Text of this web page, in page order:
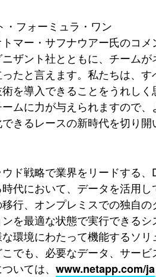
・フォーミュラ・ワン
マー・サフナウアー氏のコメ
ザント社とともに、チーム
たと言えます。私たちは、
を導入できることをうれし
ムに力が与えられますので
きるレースの新時代を切り開
ド戦略で業界をリードする
代において、データを活用
行、オンプレミスでの独自
を最適な状態で実行できる
環境にわたって機能するソ
でも、必要なデータ、サー
いては、 www.netapp.com/ja